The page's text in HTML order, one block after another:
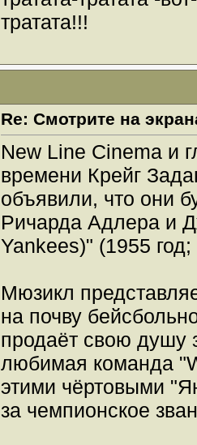
тратата!!!
Re: Смотрите на
New Line Cinema и
времени Крейг
объявили, что они
Ричарда Адлера и
Yankees)" (1955
Мюзикл
на почву
продаёт свою душу
любимая команда
этими чёртовыми
за чемпионское